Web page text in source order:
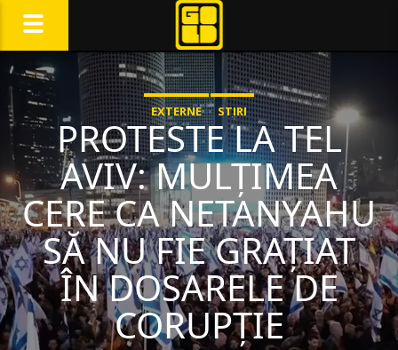
EXTERNE STIRI
PROTESTE LA TEL
AVIV: MULȚIMEA
CERE CA NETANYAHU
SĂ NU FIE GRAȚIAT
ÎN DOSARELE DE
CORUPȚIE